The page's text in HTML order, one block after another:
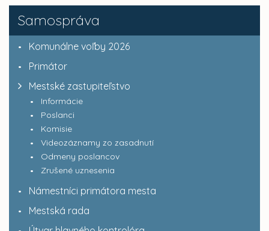
Samospráva
Komunálne voľby 2026
Primátor
Mestské zastupiteľstvo
Informácie
Poslanci
Komisie
Videozáznamy zo zasadnutí
Odmeny poslancov
Zrušené uznesenia
Námestníci primátora mesta
Mestská rada